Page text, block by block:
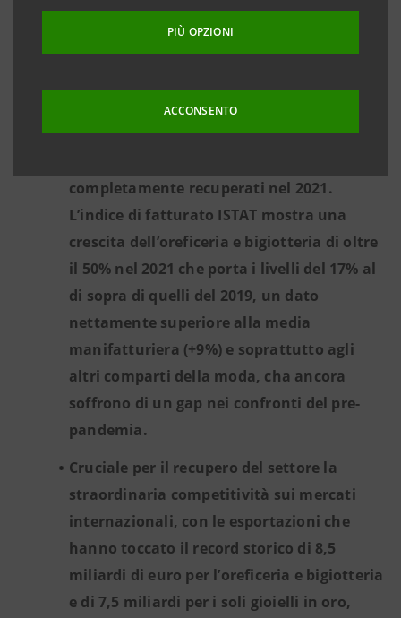
PIÙ OPZIONI
ACCONSENTO
Statistica, pubblicata dal 2005.
L’inchiesta, condotta prima della guerra in
conferma gli ottimi risultati del 2021: quasi
il 60% degli intervistati o non ha subito cali
completamente recuperati nel 2021.
L’indice di fatturato ISTAT mostra una
crescita dell’oreficeria e bigiotteria di oltre
il 50% nel 2021 che porta i livelli del 17% al
di sopra di quelli del 2019, un dato
nettamente superiore alla media
manifatturiera (+9%) e soprattutto agli
altri comparti della moda, cha ancora
soffrono di un gap nei confronti del pre-
pandemia.
Cruciale per il recupero del settore la
straordinaria competitività sui mercati
internazionali, con le esportazioni che
hanno toccato il record storico di 8,5
miliardi di euro per l’oreficeria e bigiotteria
e di 7,5 miliardi per i soli gioielli in oro,